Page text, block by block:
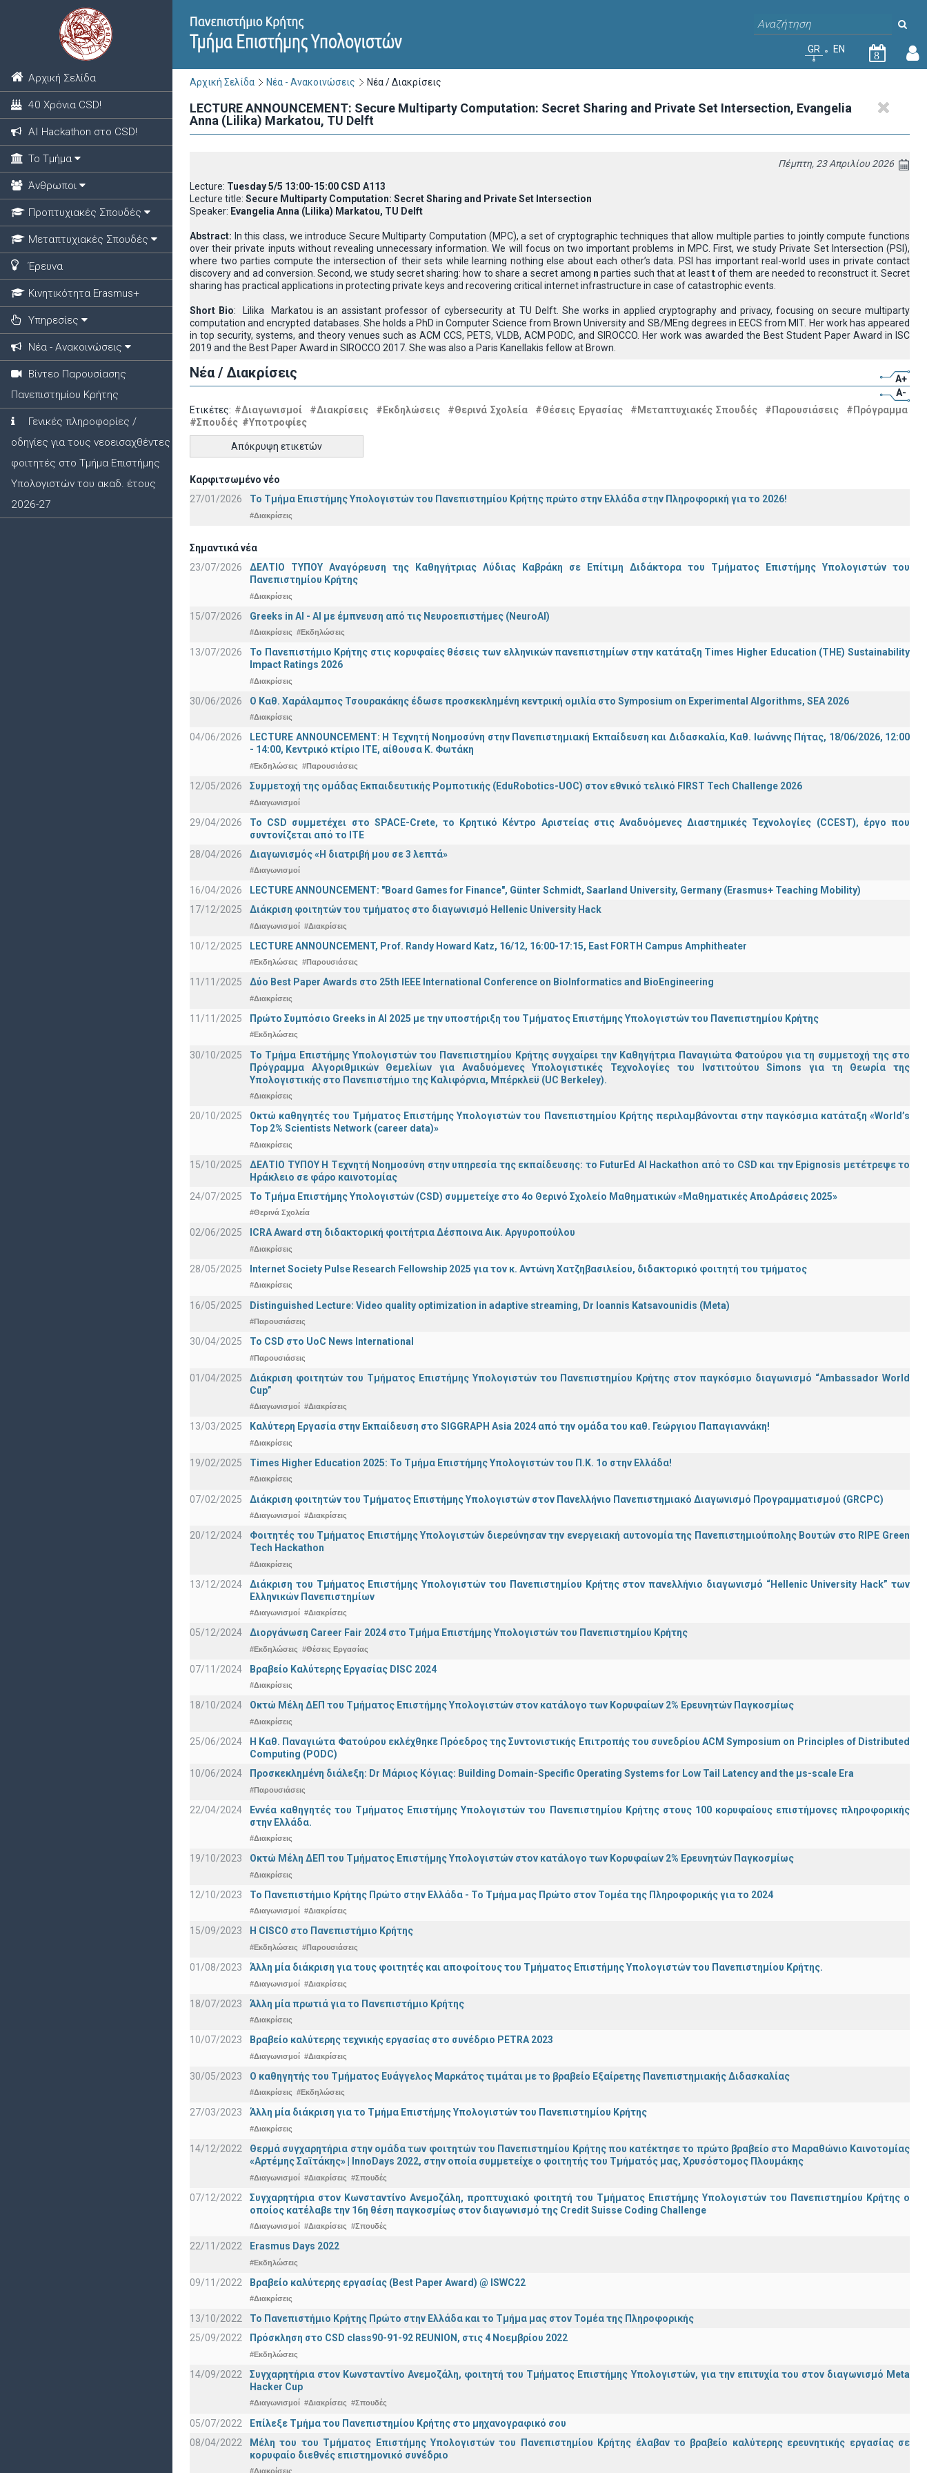
Αρχική Σελίδα
40 Χρόνια CSD!
ΑΙ Hackathon στο CSD!
Το Τμήμα
Άνθρωποι
Προπτυχιακές Σπουδές
Μεταπτυχιακές Σπουδές
Έρευνα
Κινητικότητα Erasmus+
Υπηρεσίες
Νέα - Ανακοινώσεις
Βίντεο Παρουσίασης
Πανεπιστημίου Κρήτης
Γενικές πληροφορίες /
οδηγίες για τους νεοεισαχθέντες
φοιτητές στο Τμήμα Επιστήμης
Υπολογιστών του ακαδ. έτους
2026-27
GR EN
8
Αρχική Σελίδα Νέα - Ανακοινώσεις Νέα / Διακρίσεις
LECTURE ANNOUNCEMENT: Secure Multiparty Computation: Secret Sharing and Private Set Intersection, Evangelia
Anna (Lilika) Markatou, TU Delft
Πέμπτη, 23 Απριλίου 2026
Lecture: Tuesday 5/5 13:00-15:00 CSD A113
Lecture title: Secure Multiparty Computation: Secret Sharing and Private Set Intersection
Speaker: Evangelia Anna (Lilika) Markatou, TU Delft
Abstract: In this class, we introduce Secure Multiparty Computation (MPC), a set of cryptographic techniques that allow multiple parties to jointly compute functions
over their private inputs without revealing unnecessary information. We will focus on two important problems in MPC. First, we study Private Set Intersection (PSI),
where two parties compute the intersection of their sets while learning nothing else about each other’s data. PSI has important real-world uses in private contact
discovery and ad conversion. Second, we study secret sharing: how to share a secret among n parties such that at leasttof them are needed to reconstruct it. Secret
sharing has practical applications in protecting private keys and recovering critical internet infrastructure in case of catastrophic events.
Short Bio: Lilika Markatou is an assistant professor of cybersecurity at TU Delft. She works in applied cryptography and privacy, focusing on secure multiparty
computation and encrypted databases. She holds a PhD in Computer Science from Brown University and SB/MEng degrees in EECS from MIT. Her work has appeared
in top security, systems, and theory venues such as ACM CCS, PETS, VLDB, ACM PODC, and SIROCCO. Her work was awarded the Best Student Paper Award in ISC
2019 and the Best Paper Award in SIROCCO 2017. She was also a Paris Kanellakis fellow at Brown.
Νέα / Διακρίσεις
A+
A-
Ετικέτες: #Διαγωνισμοί #Διακρίσεις #Εκδηλώσεις #Θερινά Σχολεία #Θέσεις Εργασίας #Μεταπτυχιακές Σπουδές #Παρουσιάσεις
#Πρόγραμμα
#Σπουδές #Υποτροφίες
Απόκρυψη ετικετών
Καρφιτσωμένο νέο
27/01/2026
Το Τμήμα Επιστήμης Υπολογιστών του Πανεπιστημίου Κρήτης πρώτο στην Ελλάδα στην Πληροφορική για το 2026!
#Διακρίσεις
Σημαντικά νέα
23/07/2026
ΔΕΛΤΙΟ ΤΥΠΟΥ Αναγόρευση της Καθηγήτριας Λύδιας Καβράκη σε Επίτιμη Διδάκτορα του Τμήματος Επιστήμης Υπολογιστών του
Πανεπιστημίου Κρήτης
#Διακρίσεις
15/07/2026 Greeks in AI - ΑΙ με έμπνευση από τις Νευροεπιστήμες (NeuroAI)
#Διακρίσεις #Εκδηλώσεις
13/07/2026
Το Πανεπιστήμιο Κρήτης στις κορυφαίες θέσεις των ελληνικών πανεπιστημίων στην κατάταξη Times Higher Education (ΤΗΕ) Sustainability
Impact Ratings 2026
#Διακρίσεις
30/06/2026 Ο Καθ. Χαράλαμπος Τσουρακάκης έδωσε προσκεκλημένη κεντρική ομιλία στο Symposium on Experimental Algorithms, SEA 2026
#Διακρίσεις
04/06/2026
LECTURE ANNOUNCEMENT: Η Τεχνητή Νοημοσύνη στην Πανεπιστημιακή Εκπαίδευση και Διδασκαλία, Καθ. Ιωάννης Πήτας, 18/06/2026, 12:00
- 14:00, Κεντρικό κτίριο ΙΤΕ, αίθουσα Κ. Φωτάκη
#Εκδηλώσεις #Παρουσιάσεις
12/05/2026 Συμμετοχή της ομάδας Εκπαιδευτικής Ρομποτικής (EduRobotics-UOC) στον εθνικό τελικό FIRST Tech Challenge 2026
#Διαγωνισμοί
29/04/2026
Το CSD συμμετέχει στο SPACE-Crete, το Κρητικό Κέντρο Αριστείας στις Αναδυόμενες Διαστημικές Τεχνολογίες (CCEST), έργο που
συντονίζεται από το ΙΤΕ
28/04/2026
Διαγωνισμός «Η διατριβή μου σε 3 λεπτά»
#Διαγωνισμοί
16/04/2026
LECTURE ANNOUNCEMENT: "Board Games for Finance", Günter Schmidt, Saarland University, Germany (Erasmus+ Teaching Mobility)
17/12/2025
Διάκριση φοιτητών του τμήματος στο διαγωνισμό Hellenic University Hack
#Διαγωνισμοί #Διακρίσεις
10/12/2025 LECTURE ANNOUNCEMENT, Prof. Randy Howard Katz, 16/12, 16:00-17:15, East FORTH Campus Amphitheater
#Εκδηλώσεις #Παρουσιάσεις
11/11/2025 Δύο Best Paper Awards στο 25th IEEE International Conference on BioInformatics and BioEngineering
#Διακρίσεις
11/11/2025 Πρώτο Συμπόσιο Greeks in AI 2025 με την υποστήριξη του Τμήματος Επιστήμης Υπολογιστών του Πανεπιστημίου Κρήτης
#Εκδηλώσεις
30/10/2025
Το Τμήμα Επιστήμης Υπολογιστών του Πανεπιστημίου Κρήτης συγχαίρει την Καθηγήτρια Παναγιώτα Φατούρου για τη συμμετοχή της στο
Πρόγραμμα Αλγοριθμικών Θεμελίων για Αναδυόμενες Υπολογιστικές Τεχνολογίες του Ινστιτούτου Simons για τη Θεωρία της
Υπολογιστικής στο Πανεπιστήμιο της Καλιφόρνια, Μπέρκλεϋ (UC Berkeley).
#Διακρίσεις
20/10/2025
Οκτώ καθηγητές του Τμήματος Επιστήμης Υπολογιστών του Πανεπιστημίου Κρήτης περιλαμβάνονται στην παγκόσμια κατάταξη «World’s
Top 2% Scientists Network (career data)»
#Διακρίσεις
15/10/2025
ΔΕΛΤΙΟ ΤΥΠΟΥ H Tεχνητή Νοημοσύνη στην υπηρεσία της εκπαίδευσης: το FuturEd AI Hackathon από το CSD και την Epignosis μετέτρεψε το
Ηράκλειο σε φάρο καινοτομίας
24/07/2025
Το Τμήμα Επιστήμης Υπολογιστών (CSD) συμμετείχε στο 4ο Θερινό Σχολείο Μαθηματικών «Μαθηματικές ΑποΔράσεις 2025»
#Θερινά Σχολεία
02/06/2025 ICRA Award στη διδακτορική φοιτήτρια Δέσποινα Αικ. Αργυροπούλου
#Διακρίσεις
28/05/2025 Internet Society Pulse Research Fellowship 2025 για τον κ. Αντώνη Χατζηβασιλείου, διδακτορικό φοιτητή του τμήματος
#Διακρίσεις
16/05/2025 Distinguished Lecture: Video quality optimization in adaptive streaming, Dr Ioannis Katsavounidis (Meta)
#Παρουσιάσεις
30/04/2025 To CSD στο UoC News International
#Παρουσιάσεις
01/04/2025
Διάκριση φοιτητών του Τμήματος Επιστήμης Υπολογιστών του Πανεπιστημίου Κρήτης στον παγκόσμιο διαγωνισμό “Ambassador World
Cup”
#Διαγωνισμοί #Διακρίσεις
13/03/2025 Καλύτερη Εργασία στην Εκπαίδευση στο SIGGRAPH Asia 2024 από την ομάδα του καθ. Γεώργιου Παπαγιαννάκη!
#Διακρίσεις
19/02/2025 Times Higher Education 2025: Το Τμήμα Επιστήμης Υπολογιστών του Π.Κ. 1ο στην Ελλάδα!
#Διακρίσεις
07/02/2025 Διάκριση φοιτητών του Τμήματος Επιστήμης Υπολογιστών στον Πανελλήνιο Πανεπιστημιακό Διαγωνισμό Προγραμματισμού (GRCPC)
#Διαγωνισμοί #Διακρίσεις
20/12/2024
Φοιτητές του Τμήματος Επιστήμης Υπολογιστών διερεύνησαν την ενεργειακή αυτονομία της Πανεπιστημιούπολης Βουτών στο RIPE Green
Tech Hackathon
#Διακρίσεις
13/12/2024
Διάκριση του Τμήματος Επιστήμης Υπολογιστών του Πανεπιστημίου Κρήτης στον πανελλήνιο διαγωνισμό “Hellenic University Hack” των
Ελληνικών Πανεπιστημίων
#Διαγωνισμοί #Διακρίσεις
05/12/2024 Διοργάνωση Career Fair 2024 στο Τμήμα Επιστήμης Υπολογιστών του Πανεπιστημίου Κρήτης
#Εκδηλώσεις #Θέσεις Εργασίας
07/11/2024 Βραβείο Καλύτερης Εργασίας DISC 2024
#Διακρίσεις
18/10/2024 Οκτώ Μέλη ΔΕΠ του Τμήματος Επιστήμης Υπολογιστών στον κατάλογο των Κορυφαίων 2% Ερευνητών Παγκοσμίως
#Διακρίσεις
25/06/2024
Η Καθ. Παναγιώτα Φατούρου εκλέχθηκε Πρόεδρος της Συντονιστικής Επιτροπής του συνεδρίου ACM Symposium on Principles of Distributed
Computing (PODC)
10/06/2024
Προσκεκλημένη διάλεξη: Dr Μάριος Κόγιας: Building Domain-Specific Operating Systems for Low Tail Latency and the μs-scale Era
#Παρουσιάσεις
22/04/2024
Εννέα καθηγητές του Τμήματος Επιστήμης Υπολογιστών του Πανεπιστημίου Κρήτης στους 100 κορυφαίους επιστήμονες πληροφορικής
στην Ελλάδα.
#Διακρίσεις
19/10/2023 Οκτώ Μέλη ΔΕΠ του Τμήματος Επιστήμης Υπολογιστών στον κατάλογο των Κορυφαίων 2% Ερευνητών Παγκοσμίως
#Διακρίσεις
12/10/2023 Το Πανεπιστήμιο Κρήτης Πρώτο στην Ελλάδα - Το Τμήμα μας Πρώτο στον Τομέα της Πληροφορικής για το 2024
#Διαγωνισμοί #Διακρίσεις
15/09/2023 Η CISCO στο Πανεπιστήμιο Κρήτης
#Εκδηλώσεις #Παρουσιάσεις
01/08/2023 Άλλη μία διάκριση για τους φοιτητές και αποφοίτους του Τμήματος Επιστήμης Υπολογιστών του Πανεπιστημίου Κρήτης.
#Διαγωνισμοί #Διακρίσεις
18/07/2023 Άλλη μία πρωτιά για το Πανεπιστήμιο Κρήτης
#Διακρίσεις
10/07/2023 Βραβείο καλύτερης τεχνικής εργασίας στο συνέδριο PETRA 2023
#Διαγωνισμοί #Διακρίσεις
30/05/2023 Ο καθηγητής του Τμήματος Ευάγγελος Μαρκάτος τιμάται με το βραβείο Εξαίρετης Πανεπιστημιακής Διδασκαλίας
#Διακρίσεις #Εκδηλώσεις
27/03/2023 Άλλη μία διάκριση για το Τμήμα Επιστήμης Υπολογιστών του Πανεπιστημίου Κρήτης
#Διακρίσεις
14/12/2022
Θερμά συγχαρητήρια στην ομάδα των φοιτητών του Πανεπιστημίου Κρήτης που κατέκτησε το πρώτο βραβείο στο Μαραθώνιο Καινοτομίας
«Αρτέμης Σαϊτάκης» | InnoDays 2022, στην οποία συμμετείχε ο φοιτητής του Τμήματός μας, Χρυσόστομος Πλουμάκης
#Διαγωνισμοί #Διακρίσεις #Σπουδές
07/12/2022
Συγχαρητήρια στον Κωνσταντίνο Ανεμοζάλη, προπτυχιακό φοιτητή του Τμήματος Επιστήμης Υπολογιστών του Πανεπιστημίου Κρήτης ο
οποίος κατέλαβε την 16η θέση παγκοσμίως στον διαγωνισμό της Credit Suisse Coding Challenge
#Διαγωνισμοί #Διακρίσεις #Σπουδές
22/11/2022 Erasmus Days 2022
#Εκδηλώσεις
09/11/2022 Βραβείο καλύτερης εργασίας (Best Paper Award) @ ISWC22
#Διακρίσεις
13/10/2022
Το Πανεπιστήμιο Κρήτης Πρώτο στην Ελλάδα και το Τμήμα μας στον Τομέα της Πληροφορικής
25/09/2022
Πρόσκληση στο CSD class90-91-92 REUNION, στις 4 Νοεμβρίου 2022
#Εκδηλώσεις
14/09/2022
Συγχαρητήρια στον Κωνσταντίνο Ανεμοζάλη, φοιτητή του Τμήματος Επιστήμης Υπολογιστών, για την επιτυχία του στον διαγωνισμό Meta
Hacker Cup
#Διαγωνισμοί #Διακρίσεις #Σπουδές
05/07/2022
Επίλεξε Τμήμα του Πανεπιστημίου Κρήτης στο μηχανογραφικό σου
08/04/2022
Μέλη του του Τμήματος Επιστήμης Υπολογιστών του Πανεπιστημίου Κρήτης έλαβαν το βραβείο καλύτερης ερευνητικής εργασίας σε
κορυφαίο διεθνές επιστημονικό συνέδριο
#Διακρίσεις